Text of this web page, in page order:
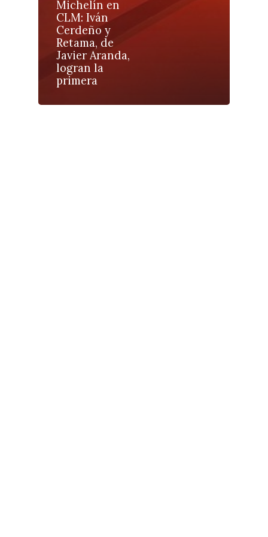
Michelín en
CLM: Iván
Cerdeño y
Retama, de
Javier Aranda,
logran la
primera